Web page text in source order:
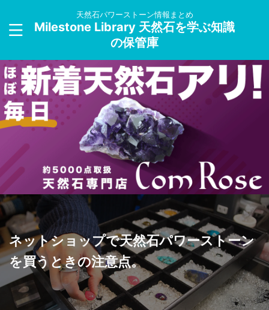
天然石パワーストーン情報まとめ
Milestone Library 天然石を学ぶ知識
の保管庫
ネットショップで天然石パワーストーン
を買うときの注意点。